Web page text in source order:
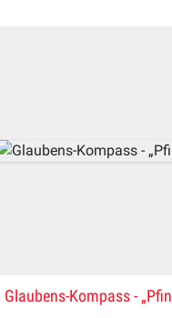
Glaubens-Kompass -